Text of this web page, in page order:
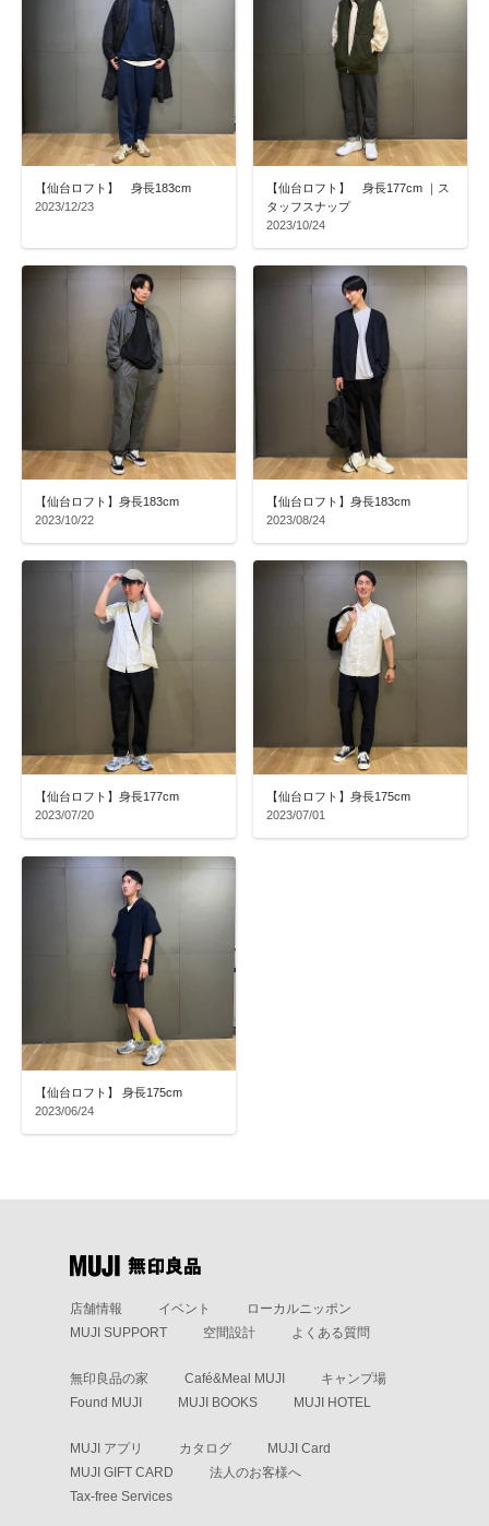
【仙台ロフト】 身長183cm
2023/12/23
【仙台ロフト】 身長177cm ｜ス
タッフスナップ
2023/10/24
【仙台ロフト】身長183cm
2023/10/22
【仙台ロフト】身長183cm
2023/08/24
【仙台ロフト】身長177cm
2023/07/20
【仙台ロフト】身長175cm
2023/07/01
【仙台ロフト】 身長175cm
2023/06/24
店舗情報 イベント
ローカルニッポン
MUJI SUPPORT
空間設計 よくある質問
無印良品の家 Café&Meal MUJI
キャンプ場
Found MUJI
MUJI BOOKS MUJI HOTEL
MUJI アプリ カタログ
MUJI Card
MUJI GIFT CARD
法人のお客様へ
Tax-free Services